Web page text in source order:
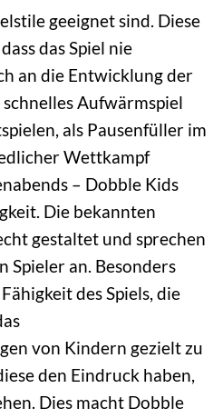
geeignet sind. Diese
das Spiel nie
an die Entwicklung der
Aufwärmspiel
als Pausenfüller im
Wettkampf
– Dobble Kids
Die bekannten
gestaltet und sprechen
Spieler an. Besonders
des Spiels, die
von Kindern gezielt zu
den Eindruck haben,
Dies macht Dobble